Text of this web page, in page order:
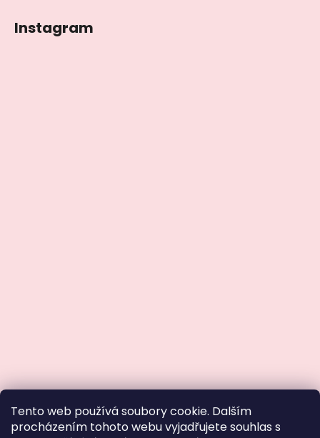
Tento web používá soubory cookie. Dalším
procházením tohoto webu vyjadřujete souhlas s
Instagram
SLEVA 10 % na první nákup